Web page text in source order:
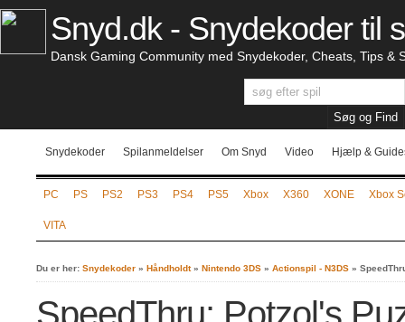
Snyd.dk - Snydekoder til
Dansk Gaming Community med Snydekoder, Cheats, Tips &
Snydekoder Spilanmeldelser Om Snyd Video Hjælp &
PC PS PS2 PS3 PS4 PS5 Xbox X360 XONE Xbox
VITA
Du er her: Snydekoder » Håndholdt» Nintendo 3DS » Actionspil - N3DS »
SpeedThru: Potzol's